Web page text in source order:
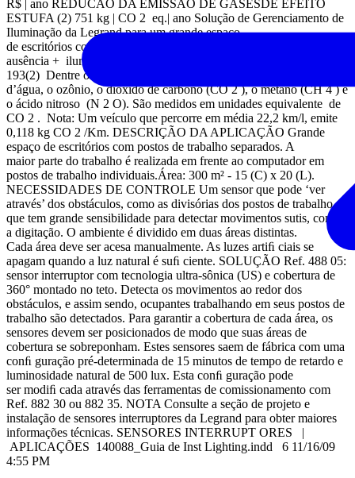
R$ | ano REDUCÃO DA EMISSÃO DE GASESDE EFEITO
ESTUFA (2) 751 kg | CO 2 eq.| ano Solução de Gerenciamento de
Iluminação da Legrand para um grande espaço
de escritórios com divisórias (300 m 2 ) com controles baseados em
ausência + iluminação natural (1) baseado na instrução EN 15
193(2) Dentre os gases de efeito estufa estão incluídos o vapor
d’água, o ozônio, o dióxido de carbono (CO 2 ), o metano (CH 4 ) e
o ácido nitroso (N 2 O). São medidos em unidades equivalente de
CO 2 . Nota: Um veículo que percorre em média 22,2 km/l, emite
0,118 kg CO 2 /Km. DESCRIÇÃO DA APLICAÇÃO Grande
espaço de escritórios com postos de trabalho separados. A
maior parte do trabalho é realizada em frente ao computador em
postos de trabalho individuais.Área: 300 m² - 15 (C) x 20 (L).
NECESSIDADES DE CONTROLE Um sensor que pode ‘ver
através’ dos obstáculos, como as divisórias dos postos de trabalho, e
que tem grande sensibilidade para detectar movimentos sutis, como
a digitação. O ambiente é dividido em duas áreas distintas.
Cada área deve ser acesa manualmente. As luzes artiﬁ ciais se
apagam quando a luz natural é suﬁ ciente. SOLUÇÃO Ref. 488 05:
sensor interruptor com tecnologia ultra-sônica (US) e cobertura de
360° montado no teto. Detecta os movimentos ao redor dos
obstáculos, e assim sendo, ocupantes trabalhando em seus postos de
trabalho são detectados. Para garantir a cobertura de cada área, os
sensores devem ser posicionados de modo que suas áreas de
cobertura se sobreponham. Estes sensores saem de fábrica com uma
conﬁ guração pré-determinada de 15 minutos de tempo de retardo e
luminosidade natural de 500 lux. Esta conﬁ guração pode
ser modiﬁ cada através das ferramentas de comissionamento com
Ref. 882 30 ou 882 35. NOTA Consulte a seção de projeto e
instalação de sensores interruptores da Legrand para obter maiores
informações técnicas. SENSORES INTERRUPT ORES |
APLICAÇÕES 140088_Guia de Inst Lighting.indd 6 11/16/09
4:55 PM